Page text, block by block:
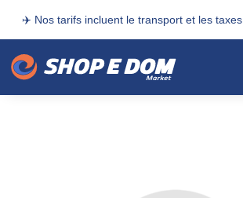
✈️ Nos tarifs incluent le transport et les taxes.